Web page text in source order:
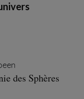
des Sphères